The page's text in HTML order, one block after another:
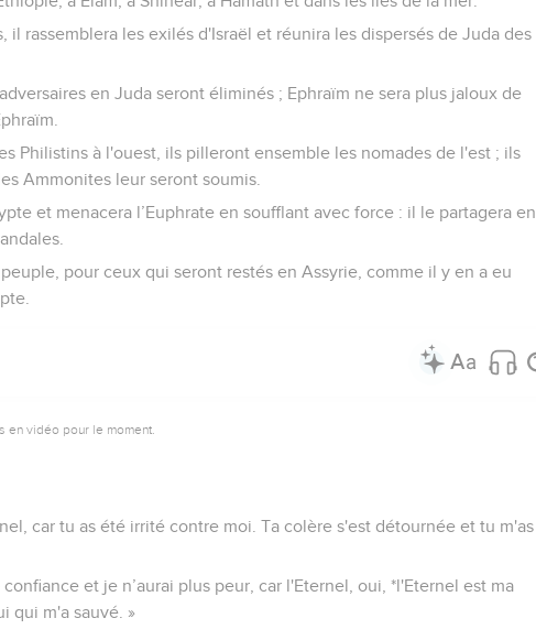
il rassemblera les exilés d'Israël et réunira les dispersés de Juda des
en Juda seront éliminés ; Ephraïm ne sera plus jaloux de
Philistins à l'ouest, ils pilleront ensemble les nomades de l'est ; ils
Ammonites leur seront soumis.
et menacera l’Euphrate en soufflant avec force : il le partagera en
pour ceux qui seront restés en Assyrie, comme il y en a eu
en vidéo pour le moment.
car tu as été irrité contre moi. Ta colère s'est détournée et tu m'as
et je n’aurai plus peur, car l'Eternel, oui, *l'Eternel est ma
qui m'a sauvé. »